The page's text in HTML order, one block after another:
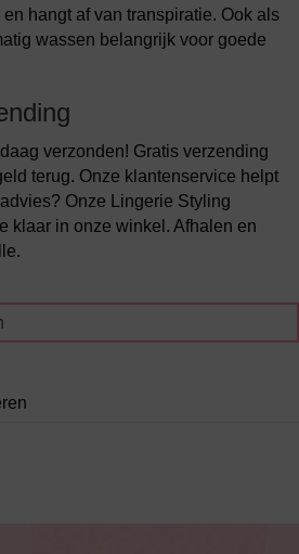
hangt af van transpiratie. Ook als
wassen belangrijk voor goede
verzonden! Gratis verzending
terug. Onze klantenservice helpt
Onze Lingerie Styling
klaar in onze winkel. Afhalen en